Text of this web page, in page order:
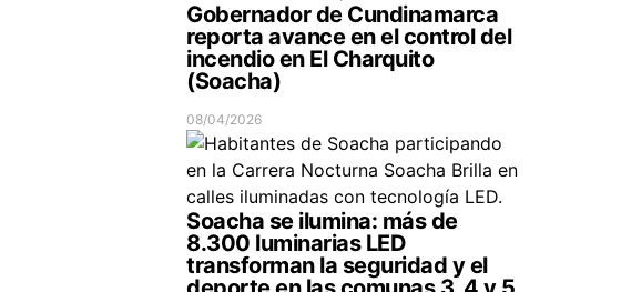
Gobernador de Cundinamarca
reporta avance en el control del
incendio en El Charquito
(Soacha)
08/04/2026
Soacha se ilumina: más de
8.300 luminarias LED
transforman la seguridad y el